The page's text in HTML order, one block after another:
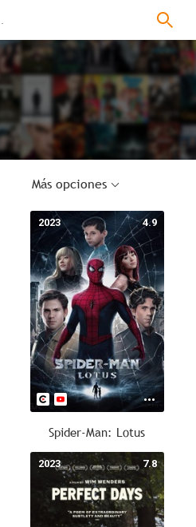
Más opciones
4.9
2023
Spider-Man: Lotus
7.8
2023